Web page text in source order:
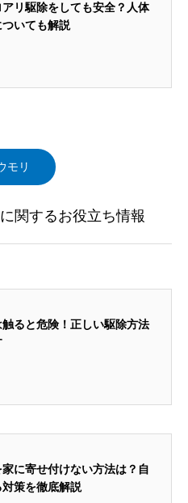
アリ駆除をしても安全？人体
いても解説
モリ
関するお役立ち情報
触ると危険！正しい駆除方法
家に寄せ付けない方法は？自
策を徹底解説